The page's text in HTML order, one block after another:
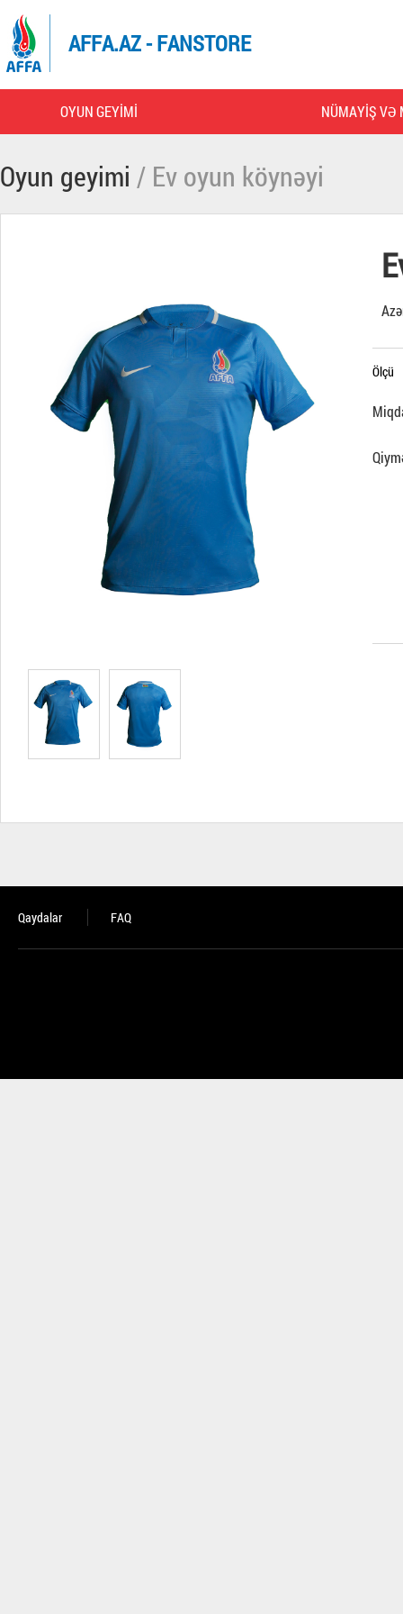
AFFA.AZ - FANSTORE
OYUN GEYIMI NÜMAYIŞ VƏ
Oyun geyimi / Ev oyun köynəyi
Ölçü
Qaydalar FAQ